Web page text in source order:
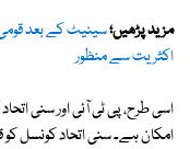
مزید پڑھیں؛
اکثریت سے منظور
اسی طرح، پی ٹی آئی اور سنی